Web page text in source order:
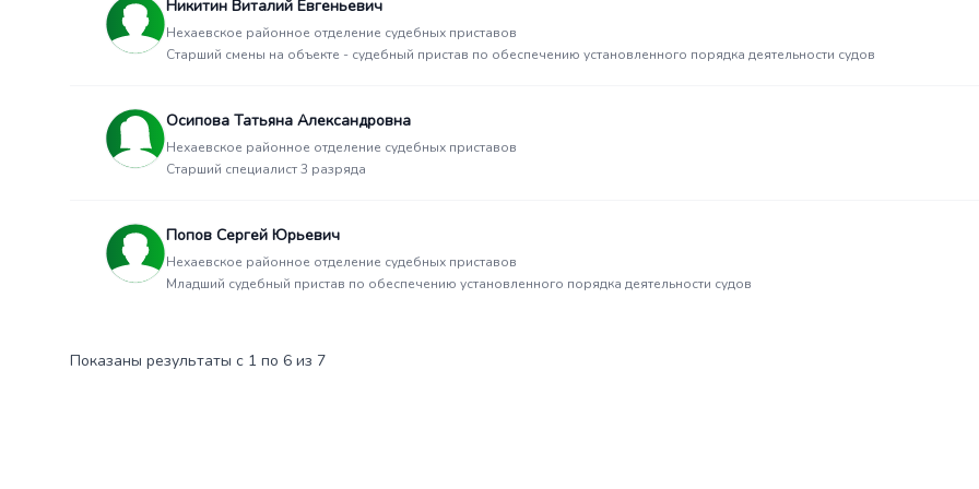
Никитин Виталий Евгеньевич
Нехаевское районное отделение судебных приставов
Старший смены на объекте - судебный пристав по обеспечению установленного порядка деятельности судов
Осипова Татьяна Александровна
Нехаевское районное отделение судебных приставов
Старший специалист 3 разряда
Попов Сергей Юрьевич
Нехаевское районное отделение судебных приставов
Младший судебный пристав по обеспечению установленного порядка деятельности судов
Показаны результаты с 1 по 6 из 7